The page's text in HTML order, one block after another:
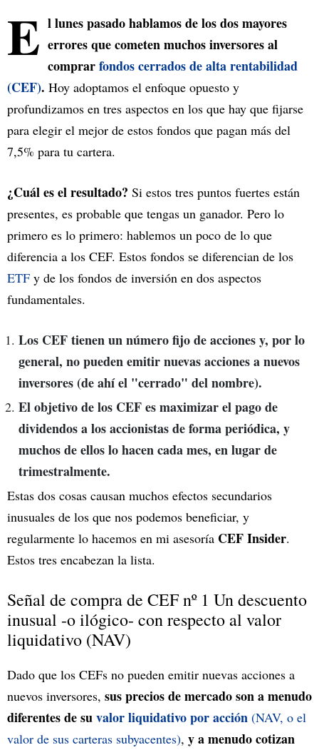
E l lunes pasado hablamos de los dos mayores
errores que cometen muchos inversores al
comprarfondos cerrados de alta rentabilidad
(CEF). Hoy adoptamos el enfoque opuesto y
profundizamos en tres aspectos en los que hay que fijarse
para elegir el mejor de estos fondos que pagan más del
7,5% para tu cartera.
¿Cuál es el resultado? Si estos tres puntos fuertes están
presentes, es probable que tengas un ganador. Pero lo
primero es lo primero: hablemos un poco de lo que
diferencia a los CEF. Estos fondos se diferencian de los
ETF y de los fondos de inversión en dos aspectos
fundamentales.
Los CEF tienen un número fijo de acciones y, por lo
general, no pueden emitir nuevas acciones a nuevos
inversores (de ahí el "cerrado" del nombre).
El objetivo de los CEF es maximizar el pago de
dividendos a los accionistas de forma periódica, y
muchos de ellos lo hacen cada mes, en lugar de
trimestralmente.
Estas dos cosas causan muchos efectos secundarios
inusuales de los que nos podemos beneficiar, y
regularmente lo hacemos en mi asesoría CEF Insider.
Estos tres encabezan la lista.
Señal de compra de CEF nº 1 Un descuento
inusual -o ilógico- con respecto al valor
liquidativo (NAV)
Dado que los CEFs no pueden emitir nuevas acciones a
nuevos inversores, sus precios de mercado son a menudo
diferentes de suvalor liquidativo por acción (NAV, o el
valor de sus carteras subyacentes), y a menudo cotizan